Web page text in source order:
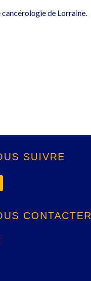
de Lorraine.
SUIVRE
CONTACTER